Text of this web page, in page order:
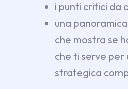
i punti critici da
una
che mostra se
che ti serve per
strategica